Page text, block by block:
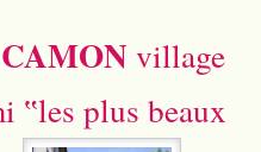
CAMONvillage
‟les plus beaux